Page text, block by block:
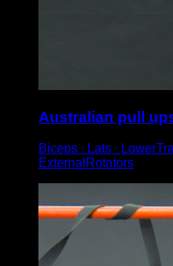
Australian pull
Biceps ∙ Lats ∙
ExternalRotators